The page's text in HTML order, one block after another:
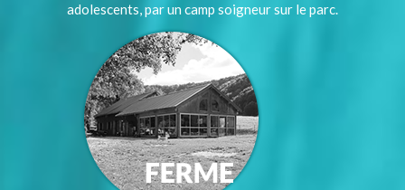
adolescents, par un camp soigneur sur le parc.